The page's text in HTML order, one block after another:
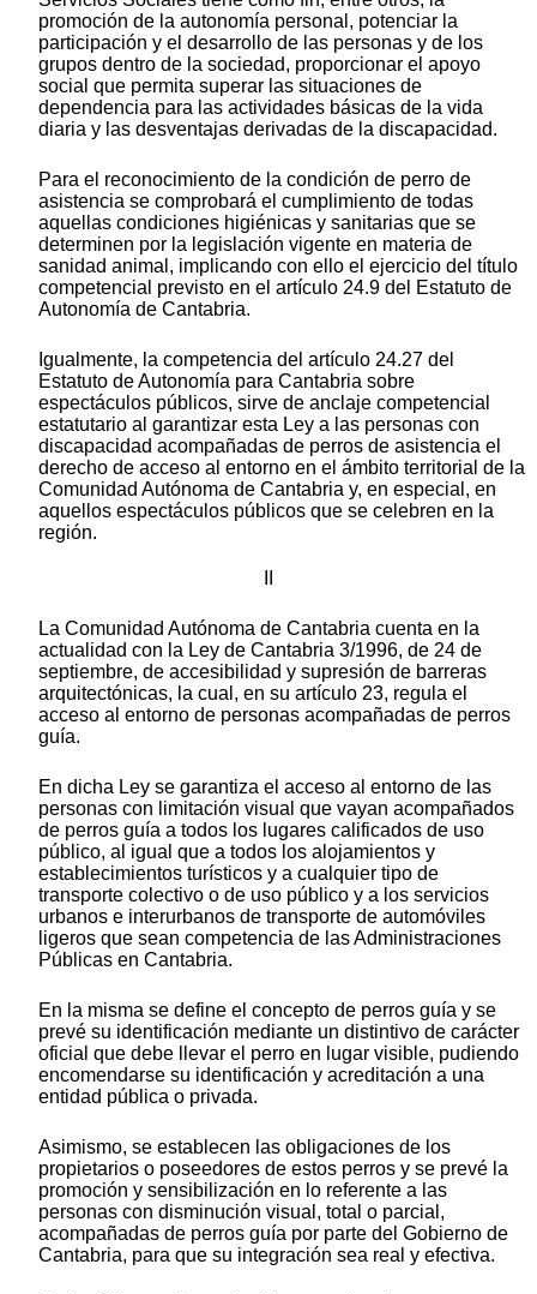
promoción de la autonomía personal, potenciar la
participación y el desarrollo de las personas y de los
grupos dentro de la sociedad, proporcionar el apoyo
social que permita superar las situaciones de
dependencia para las actividades básicas de la vida
diaria y las desventajas derivadas de la discapacidad.
Para el reconocimiento de la condición de perro de
asistencia se comprobará el cumplimiento de todas
aquellas condiciones higiénicas y sanitarias que se
determinen por la legislación vigente en materia de
sanidad animal, implicando con ello el ejercicio del título
competencial previsto en el artículo 24.9 del Estatuto de
Autonomía de Cantabria.
Igualmente, la competencia del artículo 24.27 del
Estatuto de Autonomía para Cantabria sobre
espectáculos públicos, sirve de anclaje competencial
estatutario al garantizar esta Ley a las personas con
discapacidad acompañadas de perros de asistencia el
derecho de acceso al entorno en el ámbito territorial de la
Comunidad Autónoma de Cantabria y, en especial, en
aquellos espectáculos públicos que se celebren en la
región.
La Comunidad Autónoma de Cantabria cuenta en la
actualidad con la Ley de Cantabria 3/1996, de 24 de
septiembre, de accesibilidad y supresión de barreras
arquitectónicas, la cual, en su artículo 23, regula el
acceso al entorno de personas acompañadas de perros
guía.
En dicha Ley se garantiza el acceso al entorno de las
personas con limitación visual que vayan acompañados
de perros guía a todos los lugares calificados de uso
público, al igual que a todos los alojamientos y
establecimientos turísticos y a cualquier tipo de
transporte colectivo o de uso público y a los servicios
urbanos e interurbanos de transporte de automóviles
ligeros que sean competencia de las Administraciones
Públicas en Cantabria.
En la misma se define el concepto de perros guía y se
prevé su identificación mediante un distintivo de carácter
oficial que debe llevar el perro en lugar visible, pudiendo
encomendarse su identificación y acreditación a una
entidad pública o privada.
Asimismo, se establecen las obligaciones de los
propietarios o poseedores de estos perros y se prevé la
promoción y sensibilización en lo referente a las
personas con disminución visual, total o parcial,
acompañadas de perros guía por parte del Gobierno de
Cantabria, para que su integración sea real y efectiva.